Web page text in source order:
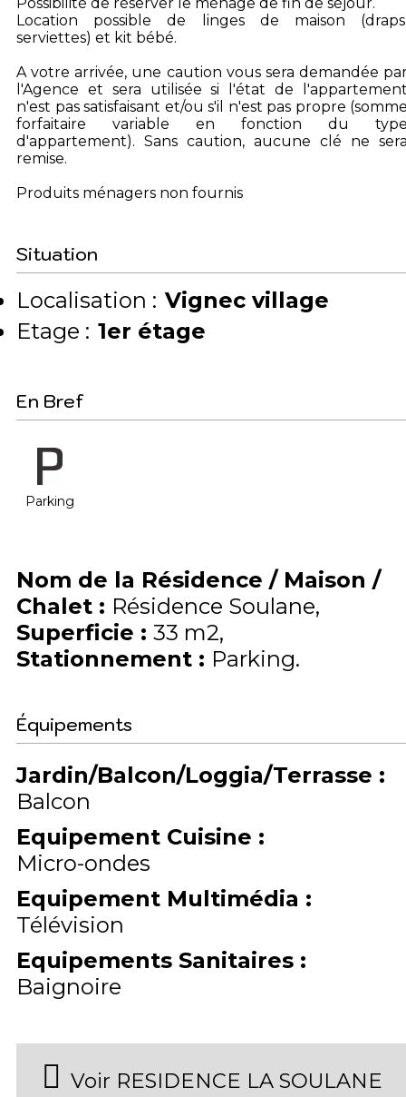
Location possible de linges de maison
serviettes) et kit bébé.
A votre arrivée, une caution vous sera demandée
l'Agence et sera utilisée si l'état de
n'est pas satisfaisant et/ou s'il n'est pas propre
forfaitaire variable en fonction du
d'appartement). Sans caution, aucune clé ne
remise.
Produits ménagers non fournis
Situation
Localisation : Vignec village
Etage : 1er étage
En Bref
Parking
Nom de la Résidence / Maison /
Chalet : Résidence Soulane
Superficie : 33 m2
Stationnement : Parking
Équipements
Jardin/Balcon/Loggia/Terrasse :
Balcon
Equipement Cuisine :
Micro-ondes
Equipement Multimédia :
Télévision
Equipements Sanitaires :
Baignoire
Voir RESIDENCE LA SOULANE